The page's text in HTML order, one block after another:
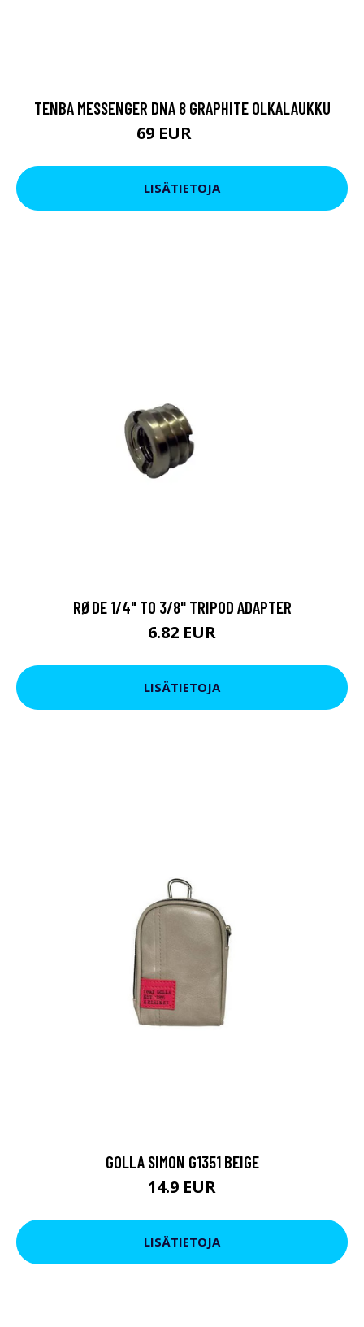
TENBA MESSENGER DNA 8 GRAPHITE OLKALAUKKU
69 EUR
LISÄTIETOJA
RØDE 1/4" TO 3/8" TRIPOD ADAPTER
6.82 EUR
LISÄTIETOJA
GOLLA SIMON G1351 BEIGE
14.9 EUR
LISÄTIETOJA